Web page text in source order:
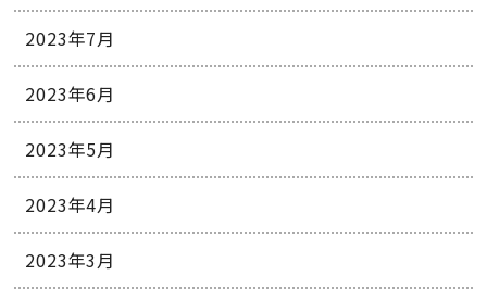
2023年7月
2023年6月
2023年5月
2023年4月
2023年3月